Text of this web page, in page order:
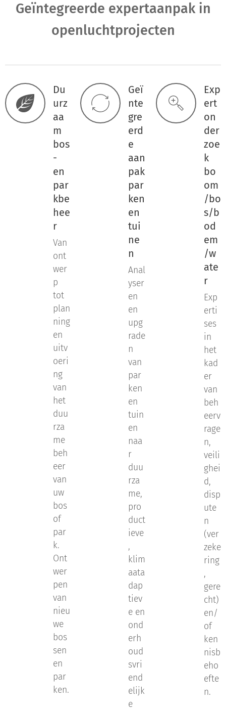
Geïntegreerde expertaanpak in
openluchtprojecten
Du
urz
aa
m
bos
-
en
par
kbe
hee
r
Van
ont
wer
p
tot
plan
ning
en
uitv
oeri
ng
van
het
duu
rza
me
beh
eer
van
uw
bos
of
par
k.
Ont
wer
pen
van
nieu
we
bos
sen
en
par
ken.
Geï
nte
gre
erd
e
aan
pak
par
ken
en
tui
ne
n
Anal
yser
en
en
upg
rade
n
van
par
ken
en
tuin
en
naa
r
duu
rza
me,
pro
duct
ieve
,
klim
aata
dap
tiev
e en
ond
erh
oud
svri
end
elijk
e
Exp
ert
on
der
zoe
k
bo
om
/bo
s/b
od
em
/w
ate
r
Exp
erti
ses
in
het
kad
er
van
beh
eerv
rage
n,
veili
ghei
d,
disp
ute
n
(ver
zeke
ring
,
gere
cht)
en/
of
ken
nisb
eho
efte
n.